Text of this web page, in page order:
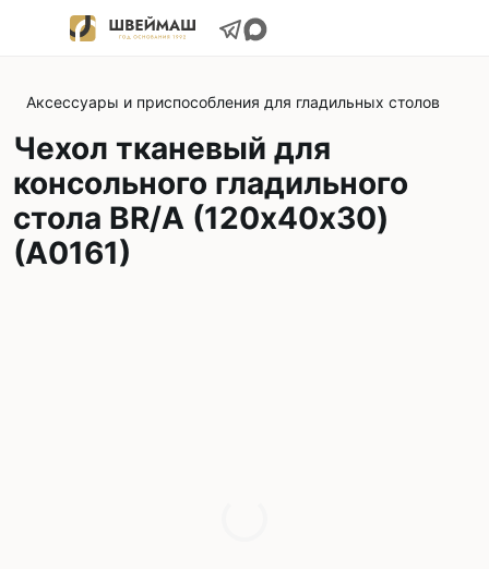
Аксессуары и приспособления для гладильных столов
Чехол тканевый для
консольного гладильного
стола BR/A (120х40х30)
(A0161)